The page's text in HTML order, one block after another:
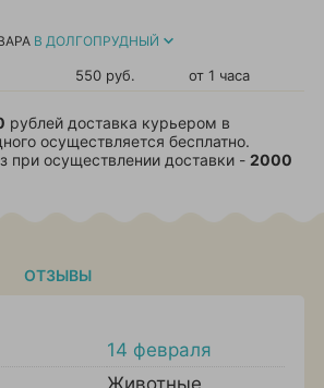
В ДОЛГОПРУДНЫЙ
550 руб. от 1 часа
рублей доставка курьером в
осуществляется бесплатно.
при осуществлении доставки - 2000
ОТЗЫВЫ
14 февраля